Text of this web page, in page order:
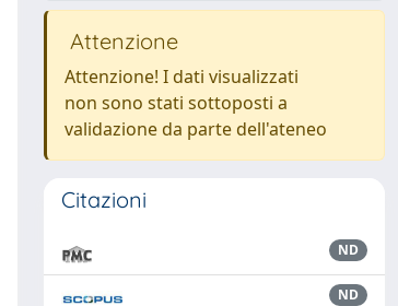
Attenzione
Attenzione! I dati visualizzati
non sono stati sottoposti a
validazione da parte dell'ateneo
Citazioni
ND
ND